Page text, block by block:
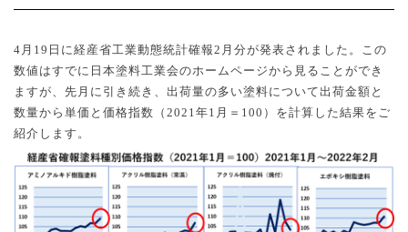
4 月 19 日に経産省工業動態統計確報2 月分が発表されました。この
数値はすでに日本塗料工業会のホームページから見ることができ
ますが、先月に引き続き、出荷量の多い塗料について出荷金額と
数量から単価と価格指数（ 2021年1 月＝ 100 ）を計算した結果をご
紹介します。